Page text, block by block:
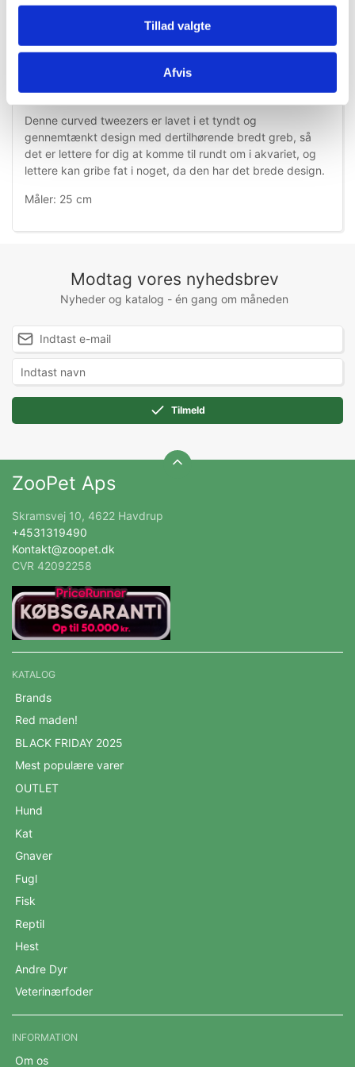
Tillad valgte
Afvis
Denne curved tweezers er lavet i et tyndt og
gennemtænkt design med dertilhørende bredt greb, så
det er lettere for dig at komme til rundt om i akvariet, og
lettere kan gribe fat i noget, da den har det brede design.
Måler: 25 cm
Modtag vores nyhedsbrev
Nyheder og katalog - én gang om måneden
Tilmeld
ZooPet Aps
Skramsvej 10, 4622 Havdrup
+4531319490
Kontakt@zoopet.dk
CVR 42092258
KATALOG
Brands
Red maden!
BLACK FRIDAY 2025
Mest populære varer
OUTLET
Hund
Kat
Gnaver
Fugl
Fisk
Reptil
Hest
Andre Dyr
Veterinærfoder
INFORMATION
Om os